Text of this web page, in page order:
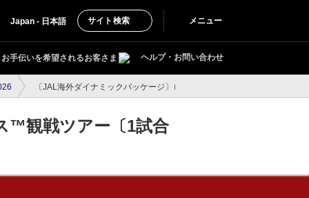
Japan - 日本語 サイト検索 メニュー
お手伝いを希望されるお客さま ヘルプ・お問い合わせ
〔JAL海外ダイナミックパッケージ〕ロサンゼルス・ドジャース™観戦
™観戦ツアー〔1試合